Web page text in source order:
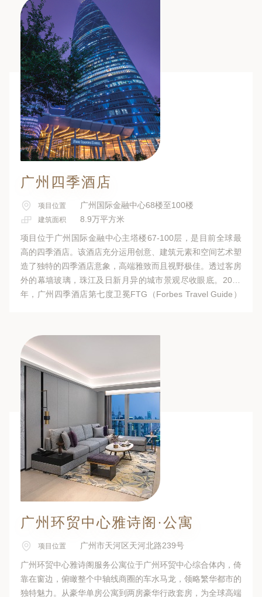
广州四季酒店
项目位置 广州国际金融中心68楼至100楼
建筑面积
8.9万平方米
项目位于广州国际金融中心主塔楼67-100层，是目前全球最
高的四季酒店。该酒店充分运用创意、建筑元素和空间艺术塑
造了独特的四季酒店意象，高端雅致而且视野极佳。透过客房
外的幕墙玻璃，珠江及日新月异的城市景观尽收眼底。2021
年，广州四季酒店第七度卫冕FTG（Forbes Travel Guide）
广州环贸中心雅诗阁·公寓
项目位置 广州市天河区天河北路239号
广州环贸中心雅诗阁服务公寓位于广州环贸中心综合体内，倚
靠在窗边，俯瞰整个中轴线商圈的车水马龙，领略繁华都市的
独特魅力。从豪华单房公寓到两房豪华行政套房，为全球高端